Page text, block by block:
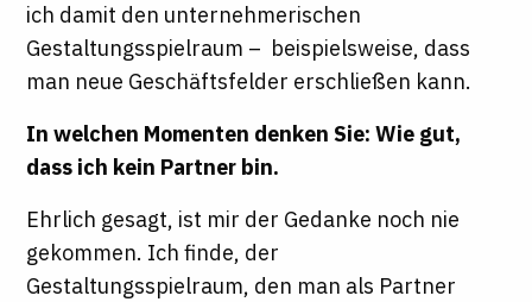
ich damit den unternehmerischen
Gestaltungsspielraum – beispielsweise, dass
man neue Geschäftsfelder erschließen kann.
In welchen Momenten denken Sie: Wie gut,
dass ich kein Partner bin.
Ehrlich gesagt, ist mir der Gedanke noch nie
gekommen. Ich finde, der
Gestaltungsspielraum, den man als Partner